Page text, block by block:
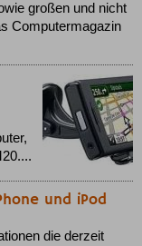
großen und nicht
Computermagazin
und iPod
die derzeit